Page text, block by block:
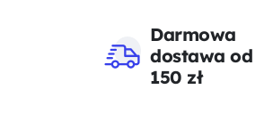
Darmowa
dostawa od
150 zł